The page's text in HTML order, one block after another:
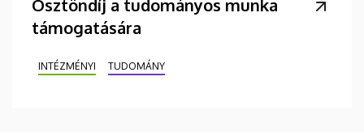
Ösztöndíj a tudományos munka
támogatására
INTÉZMÉNYI TUDOMÁNY